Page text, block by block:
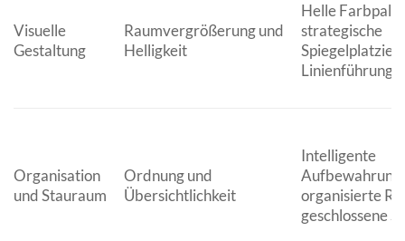
Visuelle
Gestaltung
Raumvergrößerung und
Helligkeit
Helle
strategische
Linienführung
Organisation
und Stauraum
Ordnung und
Übersichtlichkeit
Intelligente
organisierte
geschlossene